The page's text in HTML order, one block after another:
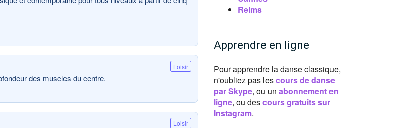
Loisir
des muscles du centre.
Loisir
Reims
Apprendre en ligne
Pour apprendre la danse classique,
n'oubliez pas lescours de danse
par Skype, ou un abonnement en
ligne, ou descours gratuits sur
Instagram.